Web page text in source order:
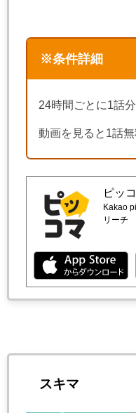
※条件詳細
24時間ごとに1話
動画を見ると1話無
ピッ
Kakao
リーチ
スキマ